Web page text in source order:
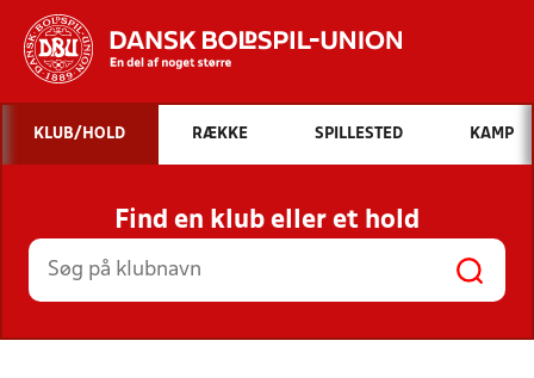
Hvad vil du søge efter?
INDHOLD OG NYHEDER
STILLINGER, RESULTATER, KLUBBER OG
HOLD
KLUB/HOLD RÆKKE SPILLESTED KAMP
Find en klub eller et hold